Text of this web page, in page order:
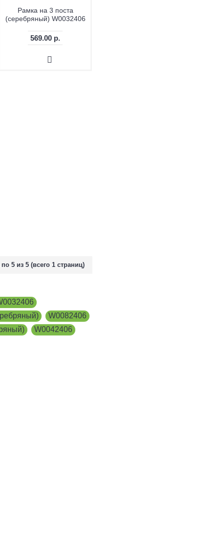
Рамка на 3 поста
(серебряный) W0032406
569.00 р.
5 из 5 (всего 1 страниц)
W0082406
W0042406